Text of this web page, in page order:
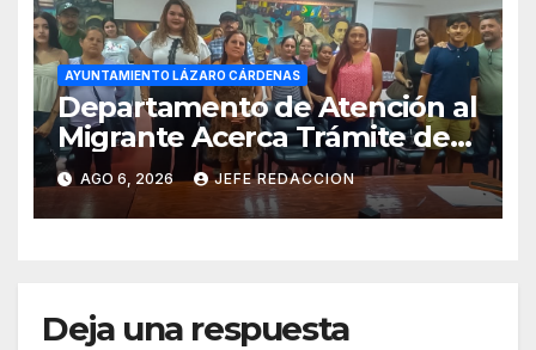
AYUNTAMIENTO LÁZARO CÁRDENAS
Departamento de Atención al
Migrante Acerca Trámite de
Pasaportes Estadounidenses
a Residentes de Lázaro
Cárdenas
AGO 6, 2026 JEFE REDACCION
Deja una respuesta